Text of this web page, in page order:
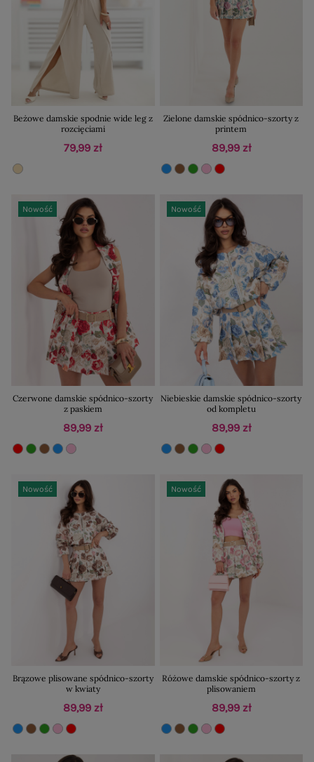
Beżowe damskie spodnie wide leg z
rozcięciami
79,99 zł
Zielone damskie spódnico-szorty z
printem
89,99 zł
Nowość
Czerwone damskie spódnico-szorty
z paskiem
89,99 zł
Nowość
Niebieskie damskie spódnico-szorty
od kompletu
89,99 zł
Nowość
Brązowe plisowane spódnico-szorty
w kwiaty
89,99 zł
Nowość
Różowe damskie spódnico-szorty z
plisowaniem
89,99 zł